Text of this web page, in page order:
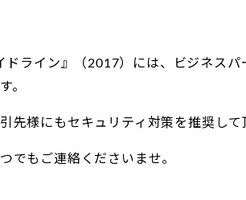
ライン』（2017）には、ビジネス
。
先様にもセキュリティ対策を推奨して
でもご連絡くださいませ。